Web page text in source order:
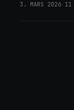
3. MARS 2026·11